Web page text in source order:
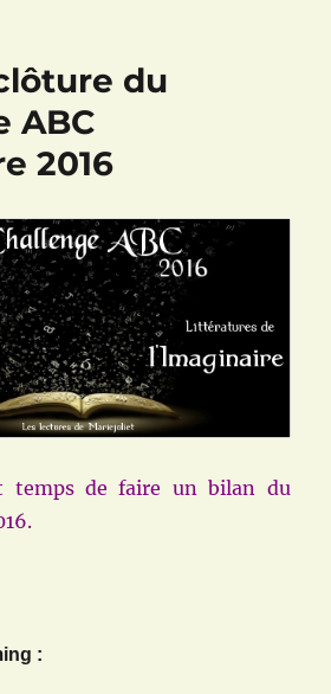
du
ABC
2016
temps de faire un bilan du
: